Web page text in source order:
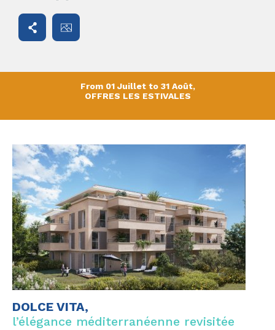
From 01 Juillet to 31 Août,
OFFRES LES ESTIVALES
DOLCE VITA,
l’élégance méditerranéenne revisitée